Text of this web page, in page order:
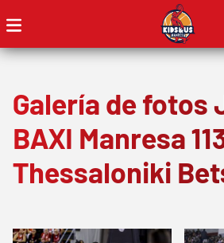
Galería de fotos
BAXI Manresa
Thessaloniki